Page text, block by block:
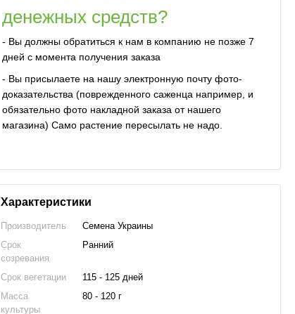
денежных средств?
- Вы должны обратиться к нам в компанию не позже 7
дней с момента получения заказа
- Вы присылаете на нашу электронную почту фото-
доказательства (поврежденного саженца например, и
обязательно фото накладной заказа от нашего
магазина) Само растение пересылать не надо.
Характеристики
Производитель
Семена Украины
Срок
созревания
Ранний
Срок вегетации
115 - 125 дней
Масса
культуры
80 - 120 г